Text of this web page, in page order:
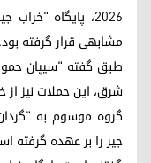
۲۰۲۶، پایگاه
مشابهی قرار گرفته بود.
طبق گفته "سیپان
شرق، این حملات نیز
گروه موسوم به
جیر را بر عهده گرفته